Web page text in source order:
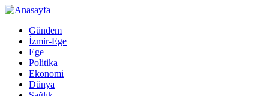
Gündem
İzmir-Ege
Ege
Politika
Ekonomi
Dünya